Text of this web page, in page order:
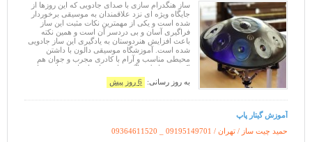
ساز هنگدرام‌ سازی با صدای جادویی که این روزها از
جایگاه ویژه ای نزد علاقمندان به موسیقی برخوردار
شده است و یکی از مهمترین نکات مثبت این ساز
فراگیری آسان و بی دردسر آن است و همین نکته
باعث افزایش هنردوستان به یادگیری این ساز جادویی
شده است. آموزشگاه موسیقی دالون با داشتن
محیطی مناسب و آرام با کادری مجرب و جوان هم
اکنون شرایط فراگیری این ساز را برای شما عزیزان
فراهم نموده است ...لطفاً جهت کسب اطلاعا
به روز رسانی: 6 روز پیش
آموزش گيتار پاپ
حمید چیت ساز / تهران / 09364611520 _ 09195149701